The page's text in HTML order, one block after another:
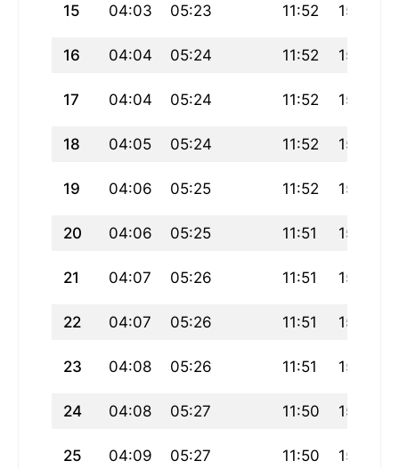
15 04:03 05:23 11:52 15:19
16 04:04 05:24 11:52 15:19
17 04:04 05:24 11:52 15:19
18 04:05 05:24 11:52 15:19
19 04:06 05:25 11:52 15:19
20 04:06 05:25 11:51 15:19
21 04:07 05:26 11:51 15:19
22 04:07 05:26 11:51 15:18
23 04:08 05:26 11:51 15:18
24 04:08 05:27 11:50 15:18
25 04:09 05:27 11:50 15:18